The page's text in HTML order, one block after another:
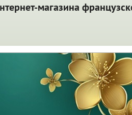
магазина